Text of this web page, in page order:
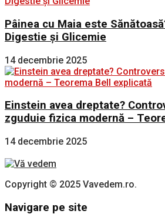
Pâinea cu Maia este
Digestie și Glicemie
14 decembrie 2025
Einstein avea dreptate?
zguduie fizica modernă –
14 decembrie 2025
Copyright © 2025 Vavedem.ro.
Navigare pe site